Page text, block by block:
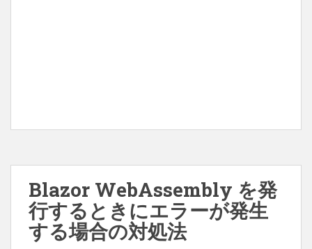
Blazor WebAssembly を発
行するときにエラーが発生
する場合の対処法